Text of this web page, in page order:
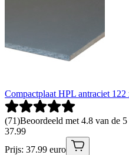
Compactplaat HPL antraciet
(71)Beoordeeld met 4.8 van de
37.99
Prijs: 37.99 euro